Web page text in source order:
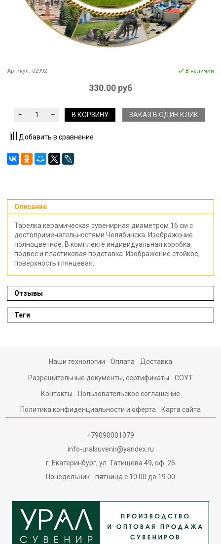
Артикул: 02992 В наличии
330.00 руб
В КОРЗИНУ ЗАКАЗ В ОДИН КЛИК
Добавить в сравнение
Описание
Тарелка керамическая сувенирная диаметром 16 см с
достопримечательностями Челябинска. Изображение
полноцветное. В комплекте индивидуальная коробка,
подвес и пластиковая подставка. Изображение стойкое,
поверхность глянцевая.
Отзывы
Теги
Наши технологии Оплата Доставка
Разрешительные документы, сертификаты СОУТ
Контакты Пользовательское соглашение
Политика конфиденциальности и оферта Карта сайта
+79090001079
info-uralsuvenir@yandex.ru
г. Екатеринбург, ул. Татищева 49, оф. 26
Понедельник - пятница с 10.00 до 19.00